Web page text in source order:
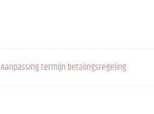
Aanpassing termijn betalingsregeling